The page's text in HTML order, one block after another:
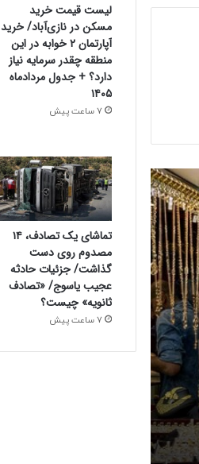
لیست قیمت خرید
مسکن در نازی‌آباد/ خرید
آپارتمان ۲ خوابه در این
منطقه چقدر سرمایه نیاز
دارد؟ + جدول مردادماه
۱۴۰۵
7 ساعت پیش
تماشای یک تصادف، ۱۴
مصدوم روی دست
گذاشت/ جزئیات حادثه
عجیب یاسوج/ «تصادف
ثانویه» چیست؟
7 ساعت پیش